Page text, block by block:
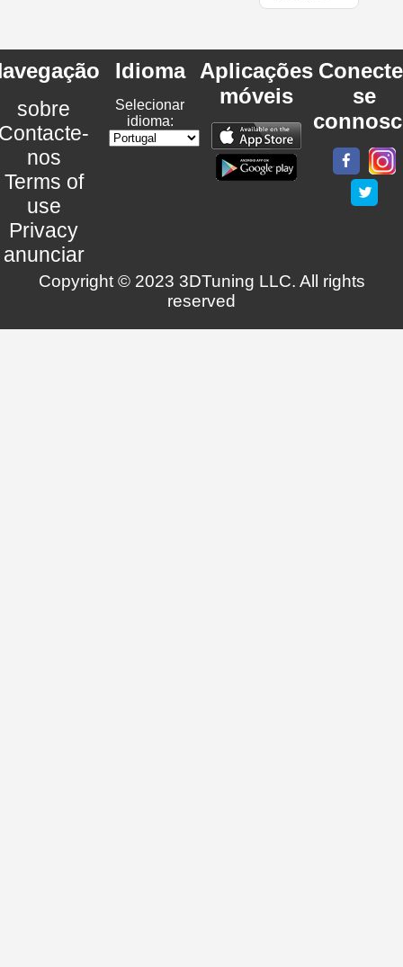
sobre
nos
Terms of
use
Privacy
anunciar
Idioma
Selecionar
idioma:
Aplicações
móveis
se
Copyright © 2023 3DTuning LLC. All rights
reserved